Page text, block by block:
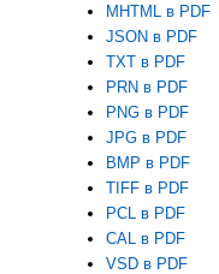
MHTML в PDF
JSON в PDF
TXT в PDF
PRN в PDF
PNG в PDF
JPG в PDF
BMP в PDF
TIFF в PDF
PCL в PDF
CAL в PDF
VSD в PDF